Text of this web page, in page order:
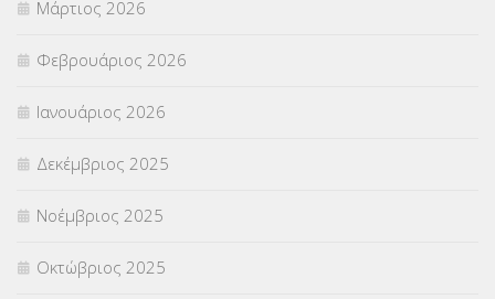
ΣΤΕΛΕΧΗ (360)
ΣΥΜΒΟΥΛΕΥΤΙΚΟΣ ΣΤΑΘΜΟΣ ΝΕΩΝ
ΣΥΝΤΑΞΕΙΣ(12)
ΣΧΟΛΙΚΟΙ ΣΥΜΒΟΥΛΟΙ
ΥΠΕΡΑΡΙΘΜΟΙ(1)
ΥΠΟΤΡΟΦΙΕΣ(28)
Μάρτιος 2026
Φεβρουάριος 2026
Ιανουάριος 2026
Δεκέμβριος 2025
Νοέμβριος 2025
Οκτώβριος 2025